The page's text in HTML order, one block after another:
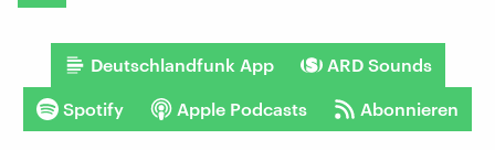
Deutschlandfunk App ARD Sounds
Spotify Apple Podcasts Abonnieren